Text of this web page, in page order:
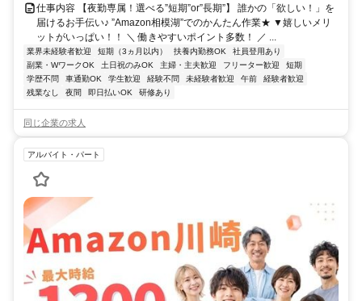
仕事内容 【夜勤専属！選べる”短期”or”長期”】 誰かの「欲しい！」を
届けるお手伝い♪ ”Amazon相模湖”でのかんたん作業★ ▼嬉しいメリ
ットがいっぱい！！ ＼ 働きやすいポイント多数！ ／ ...
業界未経験者歓迎 短期（3ヵ月以内） 扶養内勤務OK
社員登用あり
副業・WワークOK
土日祝のみOK 主婦・主夫歓迎 フリーター歓迎
短期
学歴不問
車通勤OK 学生歓迎 経験不問 未経験者歓迎 午前
経験者歓迎
残業なし
夜間 即日払いOK 研修あり
同じ企業の求人
アルバイト・パート